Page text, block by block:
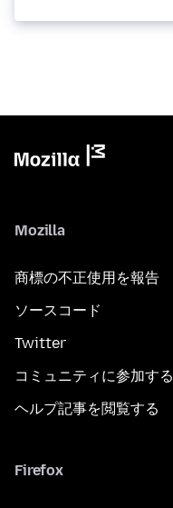
Mozilla
商標の不正使用を報告
ソースコード
Twitter
コミュニティに参加する
ヘルプ記事を閲覧する
Firefox